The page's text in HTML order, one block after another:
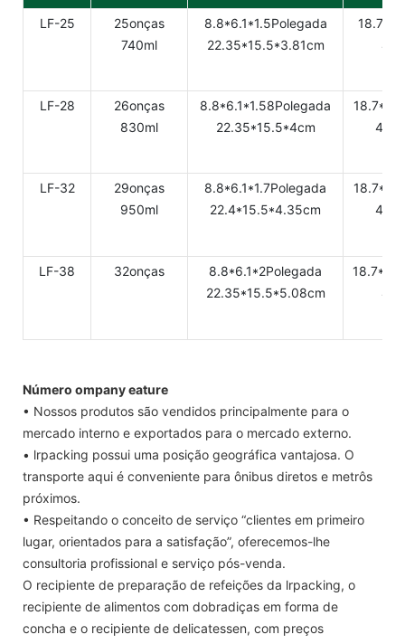
LF-25
25onças
740ml
8.8*6.1*1.5Polegada
22.35*15.5*3.81cm
LF-28
26onças
830ml
8.8*6.1*1.58Polegada
22.35*15.5*4cm
LF-32
29onças
950ml
8.8*6.1*1.7Polegada
22.4*15.5*4.35cm
LF-38 32onças
8.8*6.1*2Polegada
22.35*15.5*5.08cm
Número ompany eature
• Nossos produtos são vendidos principalmente para o
mercado interno e exportados para o mercado externo.
• lrpacking possui uma posição geográfica vantajosa. O
transporte aqui é conveniente para ônibus diretos e metrôs
próximos.
• Respeitando o conceito de serviço “clientes em primeiro
lugar, orientados para a satisfação”, oferecemos-lhe
consultoria profissional e serviço pós-venda.
O recipiente de preparação de refeições da lrpacking, o
recipiente de alimentos com dobradiças em forma de
concha e o recipiente de delicatessen, com preços